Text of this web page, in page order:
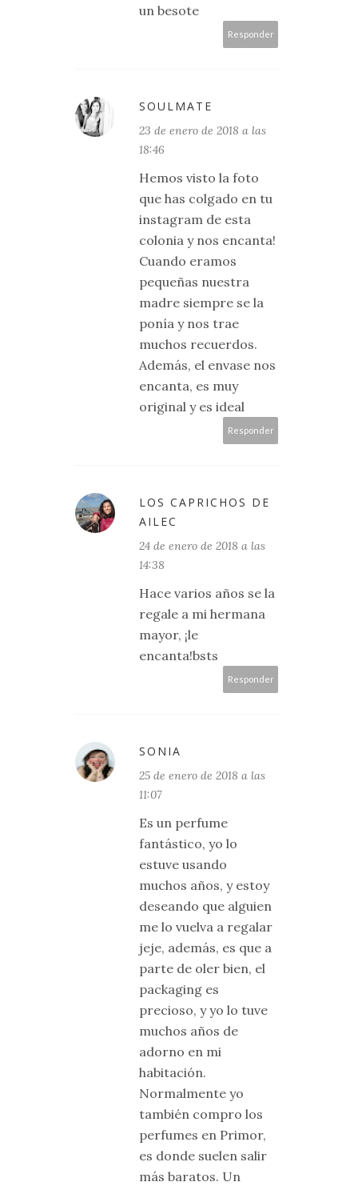
un besote
Responder
SOULMATE
23 de enero de 2018 a las
18:46
Hemos visto la foto
que has colgado en tu
instagram de esta
colonia y nos encanta!
Cuando eramos
pequeñas nuestra
madre siempre se la
ponía y nos trae
muchos recuerdos.
Además, el envase nos
encanta, es muy
original y es ideal
Responder
LOS CAPRICHOS DE
AILEC
24 de enero de 2018 a las
14:38
Hace varios años se la
regale a mi hermana
mayor, ¡le
encanta!bsts
Responder
SONIA
25 de enero de 2018 a las
11:07
Es un perfume
fantástico, yo lo
estuve usando
muchos años, y estoy
deseando que alguien
me lo vuelva a regalar
jeje, además, es que a
parte de oler bien, el
packaging es
precioso, y yo lo tuve
muchos años de
adorno en mi
habitación.
Normalmente yo
también compro los
perfumes en Primor,
es donde suelen salir
más baratos. Un